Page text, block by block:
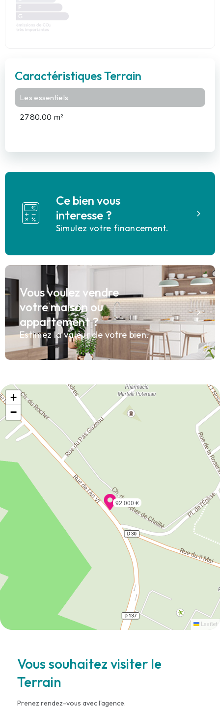
Caractéristiques Terrain
Les essentiels
2780.00 m²
Ce bien vous
interesse ?
Simulez votre financement.
Vous voulez vendre
votre maison ou
appartement ?
Estimez la valeur de votre bien.
92 000 €
+
−
Leaflet
Vous souhaitez visiter le
Terrain
Prenez rendez-vous avec l'agence.